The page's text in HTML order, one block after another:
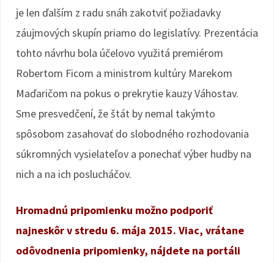
je len ďalším z radu snáh zakotviť požiadavky
záujmových skupín priamo do legislatívy. Prezentácia
tohto návrhu bola účelovo využitá premiérom
Robertom Ficom a ministrom kultúry Marekom
Maďaričom na pokus o prekrytie kauzy Váhostav.
Sme presvedčení, že štát by nemal takýmto
spôsobom zasahovať do slobodného rozhodovania
súkromných vysielateľov a ponechať výber hudby na
nich a na ich poslucháčov.
Hromadnú pripomienku možno podporiť
najneskôr v stredu 6. mája 2015. Viac, vrátane
odôvodnenia pripomienky, nájdete na portáli